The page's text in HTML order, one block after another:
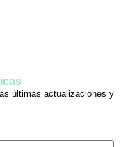
últimas actualizaciones y